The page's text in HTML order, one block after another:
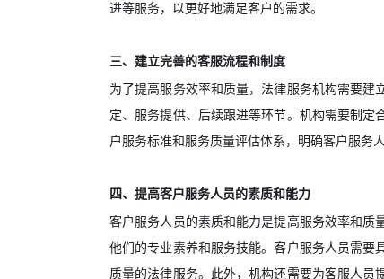
进等服务，以更好地满足客户的需求。
三、建立完善的客服流程和制度
为了提高服务效率和质量，法律服务机构需要建
定、服务提供、后续跟进等环节。机构需要制
户服务标准和服务质量评估体系，明确客户服务
四、提高客户服务人员的素质和能力
客户服务人员的素质和能力是提高服务效率和质
他们的专业素养和服务技能。客户服务人员需要
质量的法律服务。此外，机构还需要为客服人